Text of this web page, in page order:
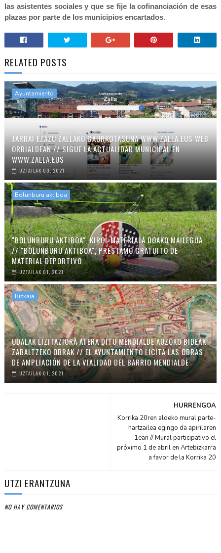
las asistentes sociales y que se fije la cofinanciación de esas
plazas por parte de los municipios encartados.
RELATED POSTS
Ayuntamiento
JARRAI EZAZU ZALLAKO GAURKOTASUNA WWW.ZALLA.EUS WEB
ORRIALDEAN // SIGUE LA ACTUALIDAD MUNICIPAL EN
WWW.ZALLA.EUS
UZTAILAK 09, 2021
Bolunburu aktiboa
"BOLUNBURU AKTIBOA", KIROL MATERIALA DOAKO MAILEGUA
// "BOLUNBURU AKTIBOA", PRÉSTAMO GRATUITO DE
MATERIAL DEPORTIVO
UZTAILAK 01, 2021
Bizkaia
UDALAK LIZITAZIORA ATERA DITU MENDIALDE AUZOKO BIDEAK
ZABALTZEKO OBRAK // EL AYUNTAMIENTO LICITA LAS OBRAS
DE AMPLIACIÓN DE LA VIALIDAD DEL BARRIO MENDIALDE
UZTAILAK 01, 2021
HURRENGOA
Korrika 20ren aldeko mural parte-
hartzailea egingo da apirilaren
1ean // Mural participativo el
próximo 1 de abril en Artebizkarra
a favor de la Korrika 20
UTZI ERANTZUNA
NO HAY COMENTARIOS